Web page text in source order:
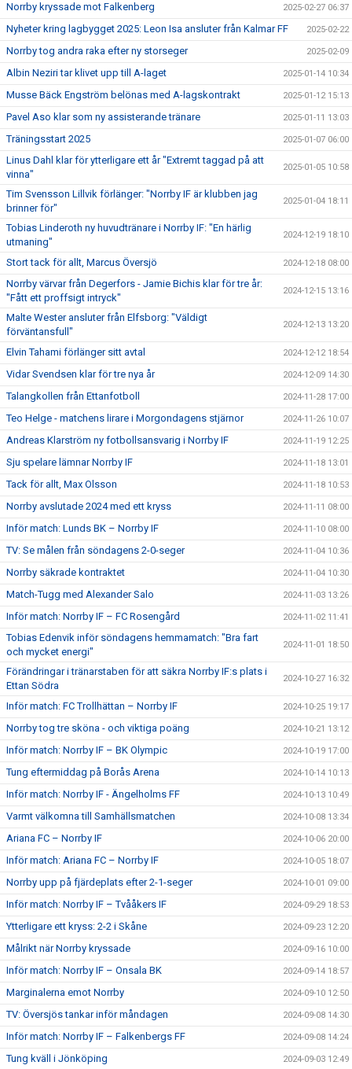
Norrby kryssade mot Falkenberg 2025-02-27 06:37
Nyheter kring lagbygget 2025: Leon Isa ansluter från Kalmar FF 2025-02-22
Norrby tog andra raka efter ny storseger 2025-02-09
Albin Neziri tar klivet upp till A-laget 2025-01-14 10:34
Musse Bäck Engström belönas med A-lagskontrakt 2025-01-12 15:13
Pavel Aso klar som ny assisterande tränare 2025-01-11 13:03
Träningsstart 2025 2025-01-07 06:00
Linus Dahl klar för ytterligare ett år "Extremt taggad på att
vinna"
2025-01-05 10:58
Tim Svensson Lillvik förlänger: "Norrby IF är klubben jag
brinner för"
2025-01-04 18:11
Tobias Linderoth ny huvudtränare i Norrby IF: "En härlig
utmaning"
2024-12-19 18:10
Stort tack för allt, Marcus Översjö 2024-12-18 08:00
Norrby värvar från Degerfors - Jamie Bichis klar för tre år:
"Fått ett proffsigt intryck"
2024-12-15 13:16
Malte Wester ansluter från Elfsborg: "Väldigt
förväntansfull"
2024-12-13 13:20
Elvin Tahami förlänger sitt avtal 2024-12-12 18:54
Vidar Svendsen klar för tre nya år 2024-12-09 14:30
Talangkollen från Ettanfotboll 2024-11-28 17:00
Teo Helge - matchens lirare i Morgondagens stjärnor 2024-11-26 10:07
Andreas Klarström ny fotbollsansvarig i Norrby IF 2024-11-19 12:25
Sju spelare lämnar Norrby IF 2024-11-18 13:01
Tack för allt, Max Olsson 2024-11-18 10:53
Norrby avslutade 2024 med ett kryss 2024-11-11 08:00
Inför match: Lunds BK – Norrby IF 2024-11-10 08:00
TV: Se målen från söndagens 2-0-seger 2024-11-04 10:36
Norrby säkrade kontraktet 2024-11-04 10:30
Match-Tugg med Alexander Salo 2024-11-03 13:26
Inför match: Norrby IF – FC Rosengård 2024-11-02 11:41
Tobias Edenvik inför söndagens hemmamatch: "Bra fart
och mycket energi"
2024-11-01 18:50
Förändringar i tränarstaben för att säkra Norrby IF:s plats i
Ettan Södra
2024-10-27 16:32
Inför match: FC Trollhättan – Norrby IF 2024-10-25 19:17
Norrby tog tre sköna - och viktiga poäng 2024-10-21 13:12
Inför match: Norrby IF – BK Olympic 2024-10-19 17:00
Tung eftermiddag på Borås Arena 2024-10-14 10:13
Inför match: Norrby IF - Ängelholms FF 2024-10-13 10:49
Varmt välkomna till Samhällsmatchen 2024-10-08 13:34
Ariana FC – Norrby IF 2024-10-06 20:00
Inför match: Ariana FC – Norrby IF 2024-10-05 18:07
Norrby upp på fjärdeplats efter 2-1-seger 2024-10-01 09:00
Inför match: Norrby IF – Tvååkers IF 2024-09-29 18:53
Ytterligare ett kryss: 2-2 i Skåne 2024-09-23 12:20
Målrikt när Norrby kryssade 2024-09-16 10:00
Inför match: Norrby IF – Onsala BK 2024-09-14 18:57
Marginalerna emot Norrby 2024-09-10 12:50
TV: Översjös tankar inför måndagen 2024-09-08 14:30
Inför match: Norrby IF – Falkenbergs FF 2024-09-08 14:24
Tung kväll i Jönköping 2024-09-03 12:49